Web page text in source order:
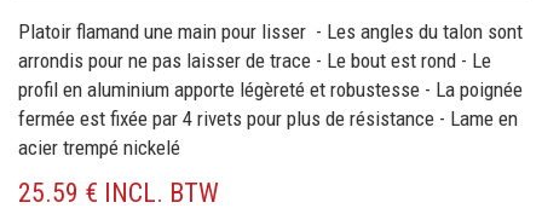
Platoir flamand une main pour lisser - Les angles du talon sont
arrondis pour ne pas laisser de trace - Le bout est rond - Le
profil en aluminium apporte légèreté et robustesse - La poignée
fermée est fixée par 4 rivets pour plus de résistance - Lame en
acier trempé nickelé
25.59 € INCL. BTW